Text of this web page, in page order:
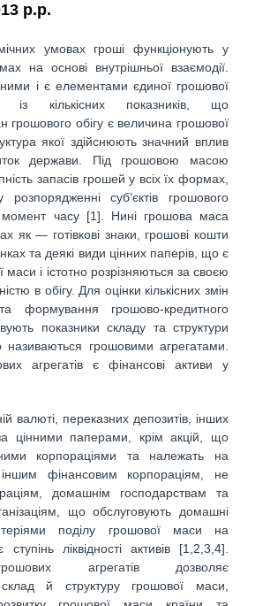
р.р.
умовах гроші функціонують у
на основі внутрішньої взаємодії.
і є елементами єдиної грошової
кількісних показників, що
грошового обігу є величина грошової
якої здійснюють значний вплив
держави. Під грошовою масою
запасів грошей у всіх їх формах,
суб’єктів грошового
часу [1]. Нині грошова маса
як — готівкові знаки, грошові кошти
та деякі види цінних паперів, що є
і істотно розрізняються за своєю
в обігу. Для оцінки кількісних змін
формування грошово-кредитного
показники складу та структури
грошовими агрегатами.
агрегатів є фінансові активи у
валюті, переказних депозитів, інших
цінними паперами, крім акцій, що
корпораціями та належать на
іншим фінансовим корпораціям, не
домашнім господарствам та
що обслуговують домашні
поділу грошової маси на
ліквідності активів [1,2,3,4].
агрегатів дозволяє
склад й структуру грошової маси,